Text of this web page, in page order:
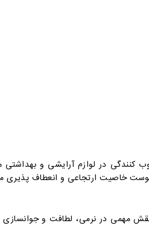
کنندگی در لوازم آرایشی و
خاصیت ارتجاعی و انعطاف
مهمی در نرمی، لطافت و جوانسازی